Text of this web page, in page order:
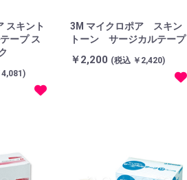
スキント
ープ ス
3M マイクロポア スキン
トーン サージカルテープ
￥2,200 (税込 ￥2,420)